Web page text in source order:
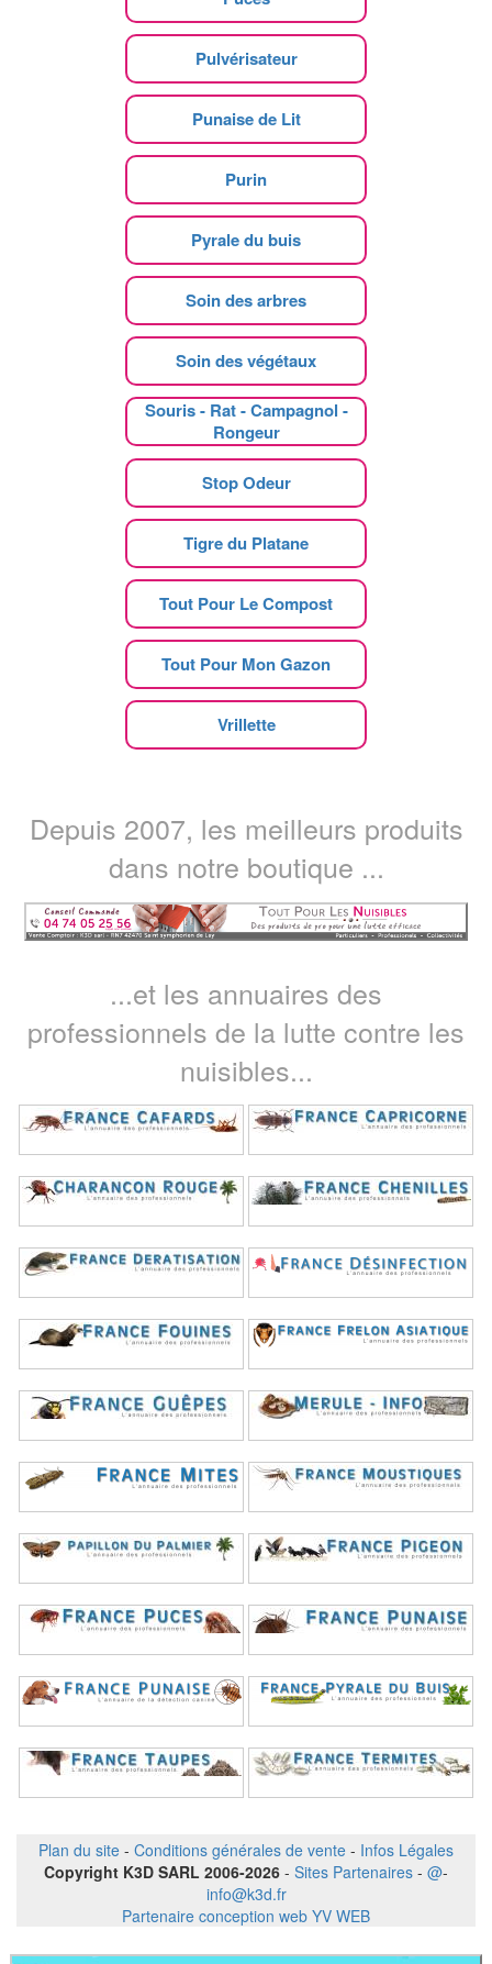
Pulvérisateur
Punaise de Lit
Purin
Pyrale du buis
Soin des arbres
Soin des végétaux
Souris - Rat - Campagnol -
Rongeur
Stop Odeur
Tigre du Platane
Tout Pour Le Compost
Tout Pour Mon Gazon
Vrillette
Depuis 2007, les meilleurs produits
dans notre boutique ...
...et les annuaires des
professionnels de la lutte contre les
nuisibles...
Plan du site - Conditions générales de vente - Infos Légales
Copyright K3D SARL 2006-2026 - Sites Partenaires - @-
info@k3d.fr
Partenaire conception web YV WEB